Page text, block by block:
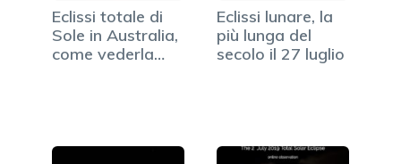
Eclissi totale di
Sole in Australia,
come vederla…
Eclissi lunare, la
più lunga del
secolo il 27 luglio